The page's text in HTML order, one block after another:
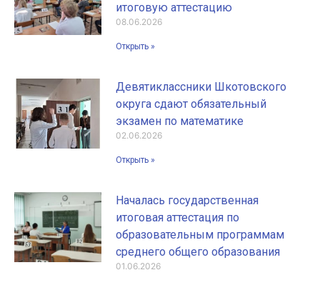
итоговую аттестацию
08.06.2026
Открыть »
Девятиклассники Шкотовского
округа сдают обязательный
экзамен по математике
02.06.2026
Открыть »
Началась государственная
итоговая аттестация по
образовательным программам
среднего общего образования
01.06.2026